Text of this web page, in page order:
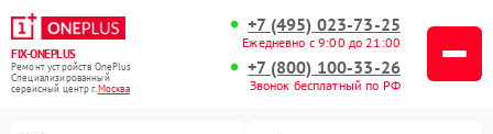
FIX-ONEPLUS
Ремонт устройств OnePlus
Специализированный
cервисный центр г.Москва
+7 (495) 023-73-25
Ежедневно с 9:00 до 21:00
+7 (800) 100-33-26
Звонок бесплатный по РФ